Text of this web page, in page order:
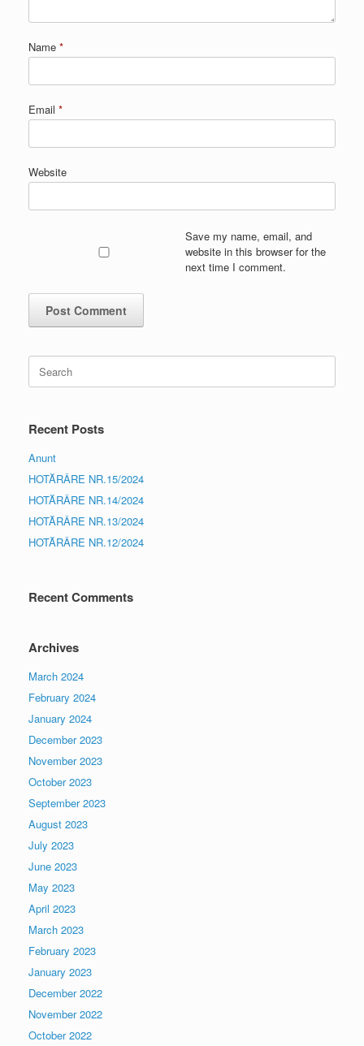
Name *
Email *
Website
Save my name, email, and
website in this browser for the
next time I comment.
for:
Recent Posts
Anunt
HOTĂRÂRE NR.15/2024
HOTĂRÂRE NR.14/2024
HOTĂRÂRE NR.13/2024
HOTĂRÂRE NR.12/2024
Recent Comments
Archives
March 2024
February 2024
January 2024
December 2023
November 2023
October 2023
September 2023
August 2023
July 2023
June 2023
May 2023
April 2023
March 2023
February 2023
January 2023
December 2022
November 2022
October 2022